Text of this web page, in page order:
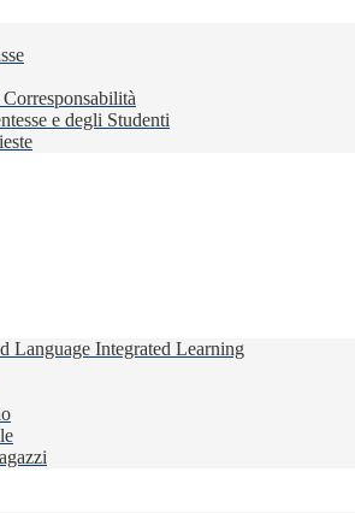
e degli Studenti
Language Integrated Learning